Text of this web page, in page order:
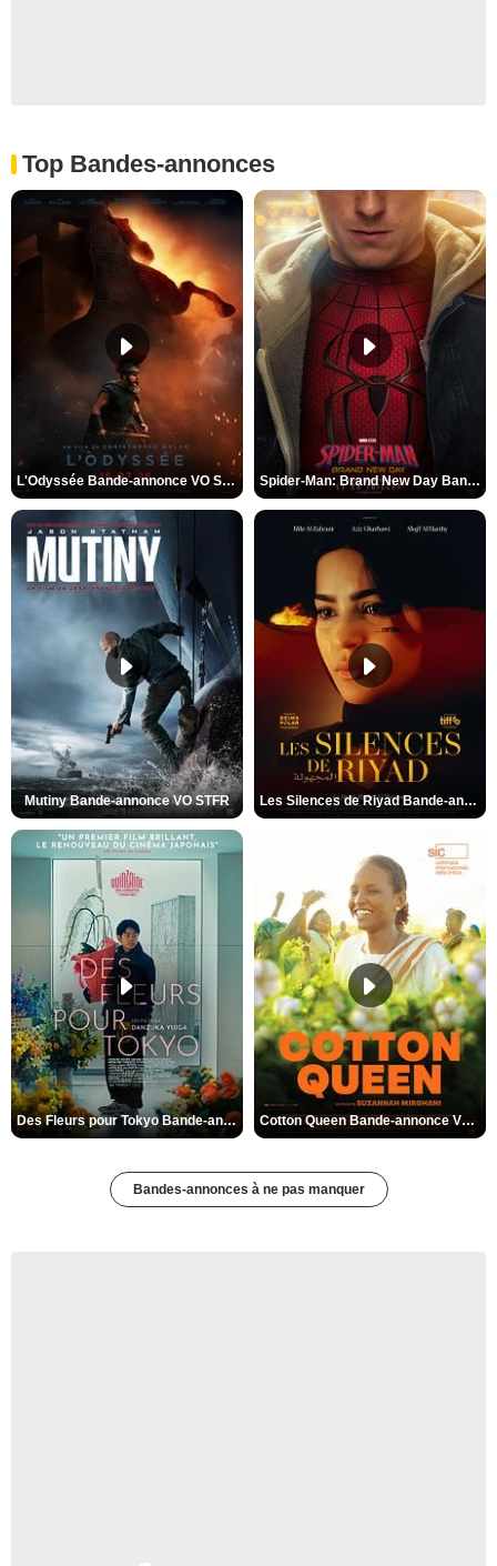
Top Bandes-annonces
L'Odyssée Bande-annonce VO STFR Spider-Man: Brand New Day Bande-annonce VO STFR
Mutiny Bande-annonce VO STFR Les Silences de Riyad Bande-annonce VO STFR
Des Fleurs pour Tokyo Bande-annonce VO STFR Cotton Queen Bande-annonce VO STFR
Bandes-annonces à ne pas manquer